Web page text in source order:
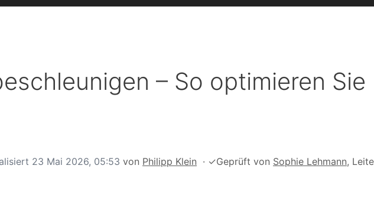
– So optimieren Sie
23 Mai 2026, 05:53 von Philipp Klein · ✓Geprüft von Sophie Lehmann,